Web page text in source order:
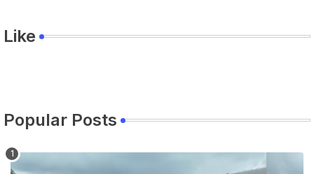
Like
Popular Posts